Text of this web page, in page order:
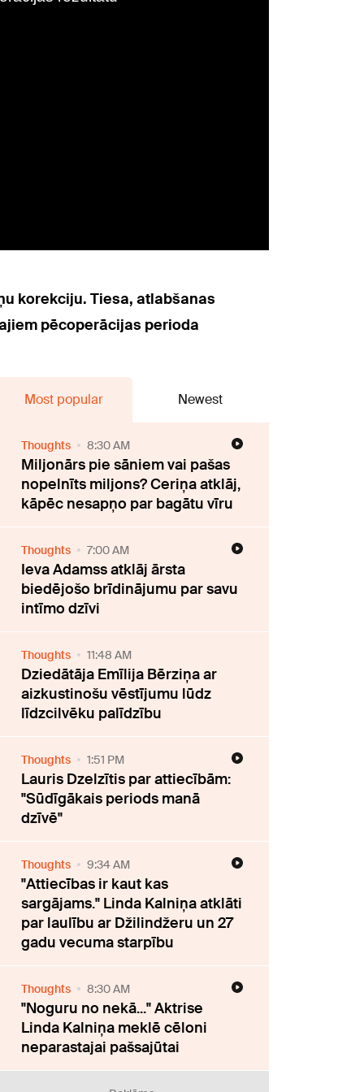
korekciju. Tiesa, atlabšanas
pēcoperācijas perioda
Most popular Newest
Thoughts 8:30 AM
Miljonārs pie sāniem vai pašas
nopelnīts miljons? Ceriņa atklāj,
kāpēc nesapņo par bagātu vīru
Thoughts 7:00 AM
Ieva Adamss atklāj ārsta
biedējošo brīdinājumu par savu
intīmo dzīvi
Thoughts 11:48 AM
Dziedātāja Emīlija Bērziņa ar
aizkustinošu vēstījumu lūdz
līdzcilvēku palīdzību
Thoughts 1:51 PM
Lauris Dzelzītis par attiecībām:
"Sūdīgākais periods manā
dzīvē"
Thoughts 9:34 AM
"Attiecības ir kaut kas
sargājams." Linda Kalniņa atklāti
par laulību ar Džilindžeru un 27
gadu vecuma starpību
Thoughts 8:30 AM
"Noguru no nekā..." Aktrise
Linda Kalniņa meklē cēloni
neparastajai pašsajūtai